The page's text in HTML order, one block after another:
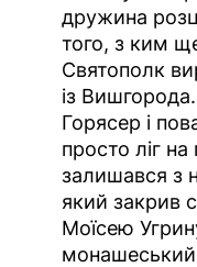
дружина
того, з ким
Святополк
із
Горясер і
просто ліг
залишався з
який закрив
Моїсею
монашеський